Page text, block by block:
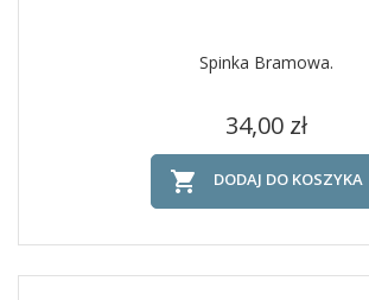
Spinka Bramowa.
Cena
34,00 zł
 DODAJ DO KOSZYKA